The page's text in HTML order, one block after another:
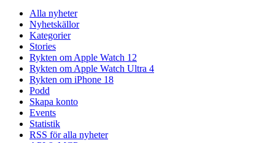
Alla nyheter
Nyhetskällor
Kategorier
Stories
Rykten om Apple Watch 12
Rykten om Apple Watch Ultra 4
Rykten om iPhone 18
Podd
Skapa konto
Events
Statistik
RSS för alla nyheter